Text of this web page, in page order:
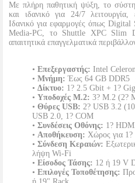
Με πλήρη παθητική ψύξη, το
και ιδανικό για 24/7 λειτουργία,
Ιδανικό για εφαρμογές όπως
Media-PC, το Shuttle XPC Slim
απαιτητικά επαγγελματικά
• Επεξεργαστής: Intel
• Μνήμη: Έως 64 GB DDR5
• Δίκτυο: 1? 2.5 Gbit + 1?
• Υποδοχές M.2: 3? M.2 (2?
• Θύρες USB: 2? USB 3.2
USB 2.0, 1? COM
• Συνδέσεις Οθόνης: 1?
• Αποθήκευση: Χώρος για
• Σύνδεση Κεραιών:
λήψη Wi-Fi
• Είσοδος Τάσης: 12 ή 19 V
• Επιλογές Τοποθέτησης: